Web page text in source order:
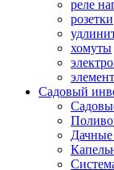
реле
розетки
хомуты
Садовый